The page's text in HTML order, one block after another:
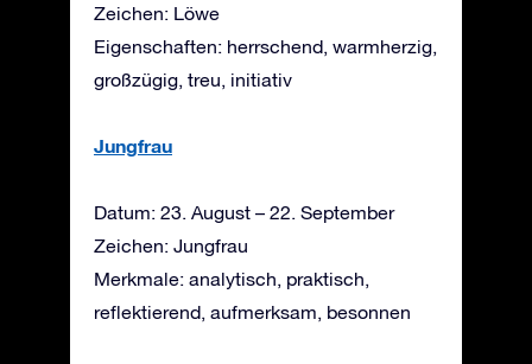
Zeichen: Löwe
Eigenschaften: herrschend, warmherzig,
großzügig, treu, initiativ
Jungfrau
Datum: 23. August – 22. September
Zeichen: Jungfrau
Merkmale: analytisch, praktisch,
reflektierend, aufmerksam, besonnen